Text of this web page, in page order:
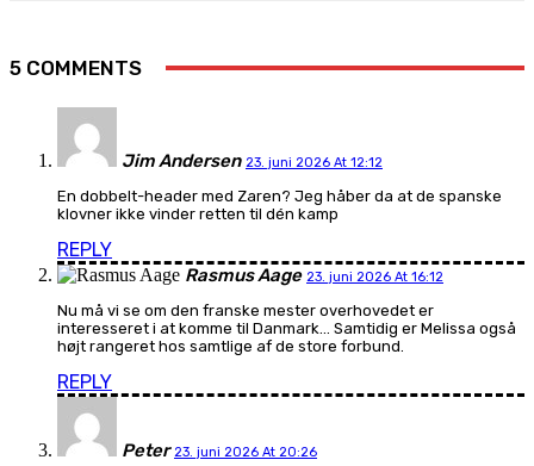
5 COMMENTS
Jim Andersen 23. juni 2026 At 12:12
En dobbelt-header med Zaren? Jeg håber da at de spanske
klovner ikke vinder retten til dén kamp
REPLY
Rasmus Aage 23. juni 2026 At 16:12
Nu må vi se om den franske mester overhovedet er
interesseret i at komme til Danmark… Samtidig er Melissa også
højt rangeret hos samtlige af de store forbund.
REPLY
Peter 23. juni 2026 At 20:26